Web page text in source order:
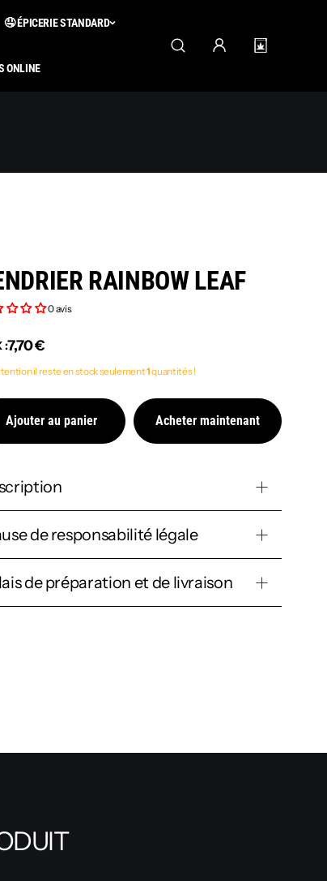
🤤 ÉPICERIE STANDARD
ONLINE
RAINBOW LEAF
0 avis
:7,70 €
il reste en stock seulement1quantités !
Ajouter au panier Acheter maintenant
de responsabilité légale
de préparation et de livraison